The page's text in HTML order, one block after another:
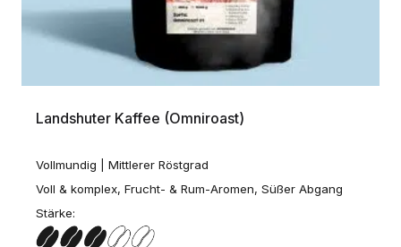
Landshuter Kaffee (Omniroast)
Vollmundig | Mittlerer Röstgrad
Voll & komplex, Frucht- & Rum-Aromen, Süßer Abgang
Stärke: